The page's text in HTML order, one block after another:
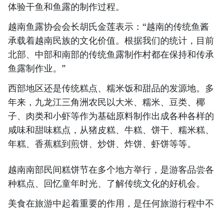
体验干鱼和鱼露的制作过程。
越南鱼露协会会长胡氏金莲表示：“越南的传统鱼酱
承载着越南民族的文化价值。根据我们的统计，目前
北部、中部和南部的传统鱼露制作村都在保持和传承
鱼露制作业。”
西部地区还是传统糕点、糯米饭和甜品的发源地。多
年来，九龙江三角洲农民以大米、糯米、豆类、椰
子、肉类和小虾等作为基础原料制作出成各种各样的
咸味和甜味糕点，从猪皮糕、牛糕、饼干、糯米糕、
年糕、香蕉糕到煎饼、炒饼、炸饼、虾饼等等。
越南南部民间糕饼节在多个地方举行，是游客品尝各
种糕点、回忆童年时光、了解传统文化的好机会。
美食在旅游中起着重要的作用，是任何旅游行程中不